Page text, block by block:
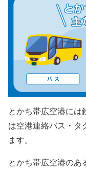
とかち帯広空港には
は空港連絡バス・タ
ます。
とかち帯広空港のあ